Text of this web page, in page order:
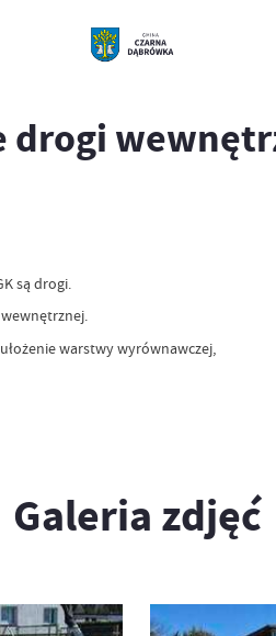
są drogi.
warstwy wyrównawczej,
Galeria zdjęć